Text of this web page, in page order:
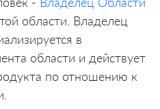
области. Владелец
в
области и действует
по отношению к